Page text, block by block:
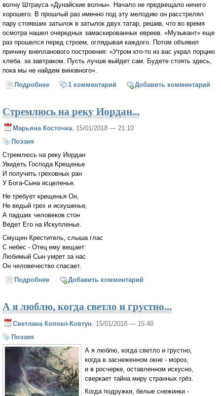
волну Штрауса «Дунайские волны». Начало не предвещало ничего
хорошего. В прошлый раз именно под эту мелодию он расстрелял
пару стоявших затылок в затылок двух татар, решив, что во время
осмотра нашел очередных замаскированных евреев. «Музыкант» еще
раз прошелся перед строем, оглядывая каждого. Потом объявил
причину внепланового построения: «Утром кто-то из вас украл порцию
хлеба за завтраком. Пусть лучше выйдет сам. Будете стоять здесь,
пока мы не найдем виновного».
Подробнее о На плацу в Освенциме
1 комментарий Добавить комментарий
Стремлюсь на реку Иордан...
Марьяна Косточка, 15/01/2018 — 21:10
Поэзия
Стремлюсь на реку Иордан
Увидеть Господа Крещенье
И получить греховных ран
У Бога-Сына исцеленье.
Не требует крещенья Он,
Не ведый грех и искушенье,
А падших человеков стон
Ведет Его на Искупленье.
Смущен Креститель, слыша глас
С небес - Отец ему вещает:
Любимый Сын умрет за нас
Он человечество спасает.
Подробнее о Стремлюсь на реку Иордан...
Добавить комментарий
А я люблю, когда светло и грустно...
Светлана Коппел-Ковтун, 15/01/2018 — 15:48
Поэзия
А я люблю, когда светло и грустно,
когда в заснеженном окне - мороз,
и в росчерке, оставленном искусно,
сверкает тайна миру странных грёз.
Когда подружки, белые снежинки -